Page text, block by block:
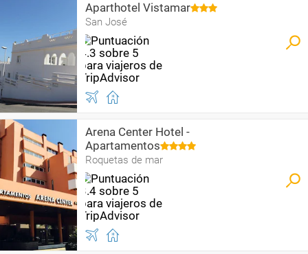
Aparthotel Vistamar
San José
Arena Center Hotel -
Apartamentos
Roquetas de mar